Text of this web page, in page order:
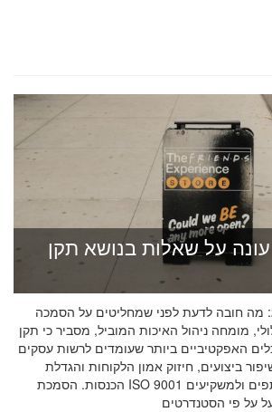
עונה על שאלות בנושא תקן
תקן איזו 9001 ב-2026: מה חובה לדעת לפני שמחליטים על הסמכה
מומחה ניהול האיכות המוביל, מסביר כי תקן
אחד הכלים האפקטיביים ביותר שעומדים לרשות עסקים
ביצועים, חיזוק אמון הלקוחות והגדלת
הכנסות. הסמכת ISO 9001 מוכיחה ללקוחות, לשותפים ולמשקיעים